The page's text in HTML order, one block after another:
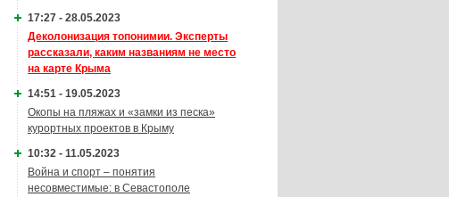
17:27 - 28.05.2023
Деколонизация топонимии. Эксперты
рассказали, каким названиям не место
на карте Крыма
14:51 - 19.05.2023
Окопы на пляжах и «замки из песка»
курортных проектов в Крыму
10:32 - 11.05.2023
Война и спорт – понятия
несовместимые: в Севастополе